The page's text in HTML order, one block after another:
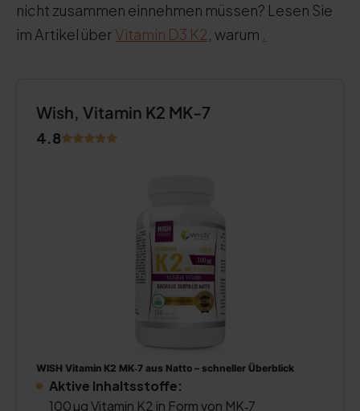
nicht zusammen einnehmen müssen? Lesen Sie
im Artikel über Vitamin D3 K2, warum .
Wish, Vitamin K2 MK-7
4.8
WISH Vitamin K2 MK‑7 aus Natto – schneller Überblick
Aktive Inhaltsstoffe:
100 µg Vitamin K2 in Form von MK‑7